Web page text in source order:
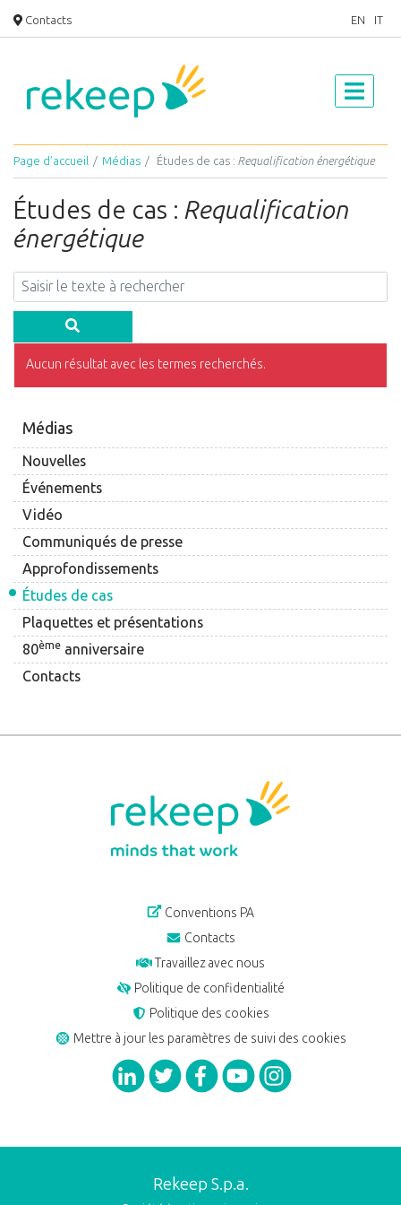
Contacts EN IT
Page d’accueil Médias Études de cas : Requalification énergétique
Médias
Nouvelles
Événements
Vidéo
Communiqués de presse
Approfondissements
Études de cas
Plaquettes et présentations
80ème anniversaire
Contacts
Études de cas : Requalification
énergétique
Aucun résultat avec les termes recherchés.
Conventions PA
Contacts
Travaillez avec nous
Politique de confidentialité
Politique des cookies
Mettre à jour les paramètres de suivi des cookies
Rekeep S.p.a.